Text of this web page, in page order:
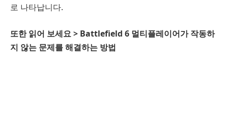
로 나타납니다.
또한 읽어 보세요 > Battlefield 6 멀티플레이어가 작동하
지 않는 문제를 해결하는 방법